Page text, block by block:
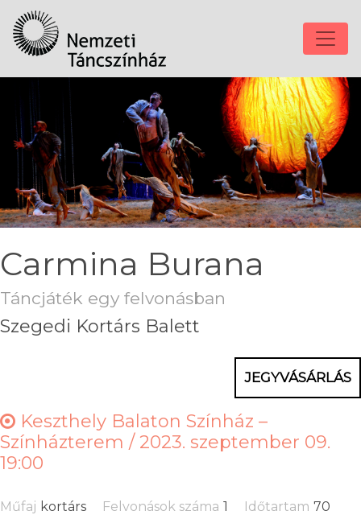
Carmina Burana
Táncjáték egy felvonásban
Szegedi Kortárs Balett
JEGYVÁSÁRLÁS
Keszthely Balaton Színház –
Színházterem /2023. szeptember 09.
19:00
Műfaj kortárs Felvonások száma 1 Időtartam 70